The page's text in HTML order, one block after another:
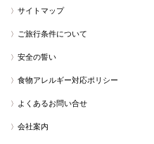
サイトマップ
ご旅行条件について
安全の誓い
食物アレルギー対応ポリシー
よくあるお問い合せ
会社案内